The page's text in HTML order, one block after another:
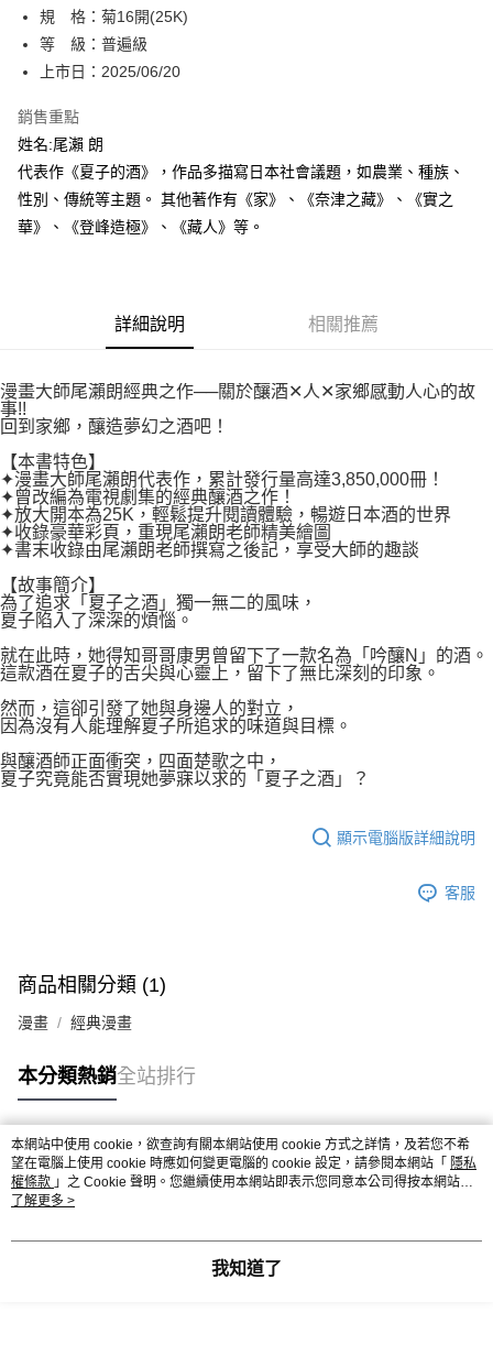
【「AFTEE先享後付」結帳流程】
１．於結帳方式選擇「AFTEE先享後付」後，將跳轉至「AFTEE先享後付」
結帳頁面，進行簡訊認證並確認金額後，即可完成結帳。
２．訂單成立數日內，您將收到繳費通知簡訊。
ATM／網路銀行／等多元方式進行付款，方視為交易完成。
※ 請注意：結帳手續完成當下不需立刻繳費，但若您需要取消訂單，請聯絡
購買商品的店家。未經商家同意取消之訂單仍視為有效，需透過AFTEE先享
後付繳納相關費用。
※ 交易是否成功請以「AFTEE先享後付 」之結帳頁面顯示為準，若有關於
是否繳費成功／繳費後需取消欲退款等相關疑問，請聯繫「AFTEE先享後付
易，需依本服務之必要範圍內提供個人資料，並將交易相關給付款項請求債
https://aftee.tw/terms/#terms3
３．未成年的使用者請事先徵得法定代理人或監護人之同意方可使用
「AFTEE先享後付」，若未經同意申辦者引起之損失，本公司不負相關責
任。
４．使用「AFTEE先享後付」時，將依據個別帳號之用戶狀況，依本公司即
時審查核予不同之上限額度；若仍有額度不足之情形，本公司將視審查結果
請求用戶進行身份認證。
５．嚴禁一人註冊多個帳號或使用他人資訊註冊。若發現惡意使用之情形，
恩沛科技股份有限公司將有權停止該用戶之使用額度並採取法律行動。
每筆NT$80，滿NT$500(含以上)免運費
付款後全家取貨
每筆NT$80，滿NT$500(含以上)免運費
付款後萊爾富取貨
每筆NT$80，滿NT$500(含以上)免運費
付款後7-11取貨
宅配
國家/地區配送 查看運費
規 格：菊16開(25K)
等 級：普遍級
上市日：2025/06/20
銷售重點
姓名:尾瀨 朗
代表作《夏子的酒》，作品多描寫日本社會議題，如農業、種族、
性別、傳統等主題。 其他著作有《家》、《奈津之藏》、《實之
華》、《登峰造極》、《藏人》等。
詳細說明 相關推薦
漫畫大師尾瀨朗經典之作──關於釀酒✕人✕家鄉感動人心的故
事!!
回到家鄉，釀造夢幻之酒吧！
【本書特色】
✦漫畫大師尾瀨朗代表作，累計發行量高達3,850,000冊！
✦曾改編為電視劇集的經典釀酒之作！
✦放大開本為25K，輕鬆提升閱讀體驗，暢遊日本酒的世界
✦收錄豪華彩頁，重現尾瀨朗老師精美繪圖
✦書末收錄由尾瀨朗老師撰寫之後記，享受大師的趣談
【故事簡介】
為了追求「夏子之酒」獨一無二的風味，
夏子陷入了深深的煩惱。
就在此時，她得知哥哥康男曾留下了一款名為「吟釀N」的酒。
這款酒在夏子的舌尖與心靈上，留下了無比深刻的印象。
然而，這卻引發了她與身邊人的對立，
因為沒有人能理解夏子所追求的味道與目標。
與釀酒師正面衝突，四面楚歌之中，
夏子究竟能否實現她夢寐以求的「夏子之酒」？
顯示電腦版詳細說明
客服
商品相關分類 (1)
漫畫 經典漫畫
本分類熱銷全站排行
熱門標籤
本網站中使用 cookie，欲查詢有關本網站使用 cookie 方式之詳情，及若您不希
望在電腦上使用 cookie 時應如何變更電腦的 cookie 設定，請參閱本網站「 隱私
權條款 」之 Cookie 聲明。您繼續使用本網站即表示您同意本公司得按本網站使
用條款之 Cookie 聲明使用 cookie。
了解更多 >
我知道了